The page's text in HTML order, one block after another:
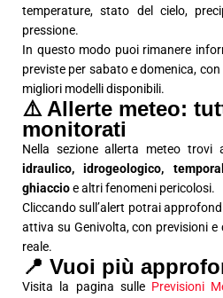
temperature, stato del cielo,
pressione.
In questo modo puoi rimanere
previste per sabato e domenica,
migliori modelli disponibili.
⚠️ Allerte meteo:
monitorati
Nella sezione allerta meteo trovi
idraulico, idrogeologico,
ghiaccioe altri fenomeni pericolosi.
Cliccando sull’alert potrai
attiva su Genivolta, con previsioni
reale.
📍 Vuoi più
Visita la pagina sulle Previsioni